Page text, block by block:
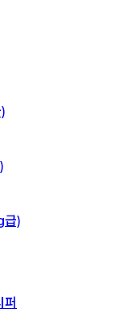
급)
퍼